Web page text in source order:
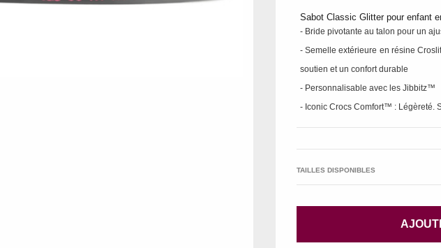
Sabot Classic Glitter pour enfant
- Bride pivotante au talon pour un
- Semelle extérieure en résine
soutien et un confort durable
- Personnalisable avec les Jibbitz™
- Iconic Crocs Comfort™ : Légèreté.
TAILLES DISPONIBLES